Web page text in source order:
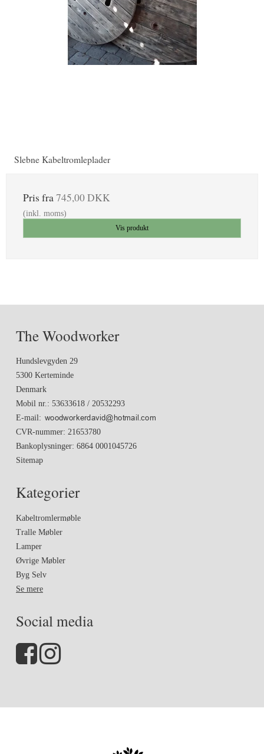
Slebne Kabeltromleplader
Pris fra745,00 DKK
(inkl. moms)
Vis produkt
The Woodworker
Hundslevgyden 29
5300 Kerteminde
Denmark
Mobil nr. : 53633618 / 20532293
E-mail :
CVR-nummer: 21653780
Bankoplysninger: 6864 0001045726
Sitemap
Kategorier
Kabeltromlermøble
Tralle Møbler
Lamper
Øvrige Møbler
Byg Selv
Se mere
Social media